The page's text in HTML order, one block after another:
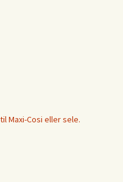
Maxi-Cosi eller sele.